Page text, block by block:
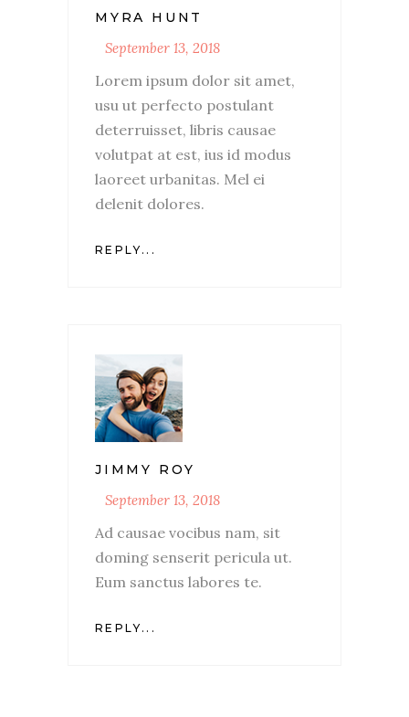
MYRA HUNT
September 13, 2018
Lorem ipsum dolor sit amet,
usu ut perfecto postulant
deterruisset, libris causae
volutpat at est, ius id modus
laoreet urbanitas. Mel ei
delenit dolores.
REPLY...
JIMMY ROY
September 13, 2018
Ad causae vocibus nam, sit
doming senserit pericula ut.
Eum sanctus labores te.
REPLY...